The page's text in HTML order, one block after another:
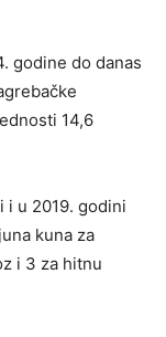
godine do danas
14,6
i u 2019. godini
kuna za
i 3 za hitnu